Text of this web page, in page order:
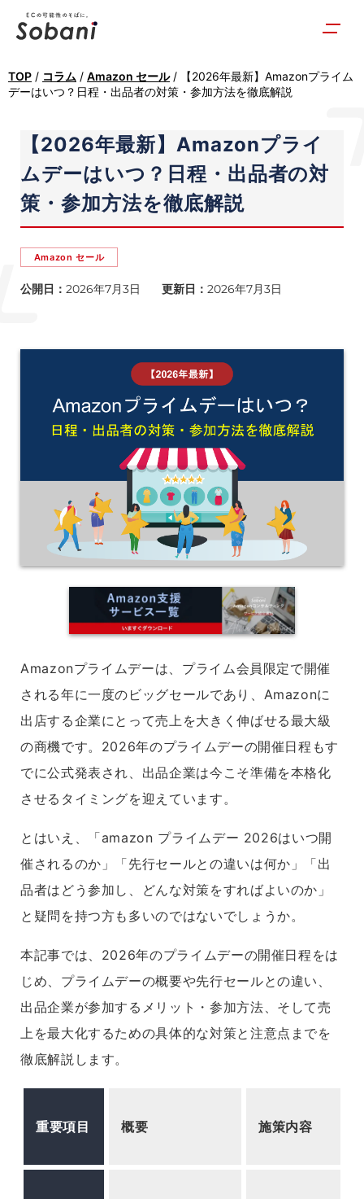
TOP / コラム / Amazon セール/
【2026年最新】Amazonプライム
デーはいつ？日程・出品者の対策・参加方法を徹底解説
【2026年最新】Amazonプライ
ムデーはいつ？日程・出品者の対
策・参加方法を徹底解説
Amazon セール
公開日： 2026年7月3日 更新日： 2026年7月3日
Amazonプライムデーは、プライム会員限定で開催
される年に一度のビッグセールであり、Amazonに
出店する企業にとって売上を大きく伸ばせる最大級
の商機です。2026年のプライムデーの開催日程もす
でに公式発表され、出品企業は今こそ準備を本格化
させるタイミングを迎えています。
とはいえ、「amazon プライムデー 2026はいつ開
催されるのか」「先行セールとの違いは何か」「出
品者はどう参加し、どんな対策をすればよいのか」
と疑問を持つ方も多いのではないでしょうか。
本記事では、2026年のプライムデーの開催日程をは
じめ、プライムデーの概要や先行セールとの違い、
出品企業が参加するメリット・参加方法、そして売
上を最大化するための具体的な対策と注意点までを
徹底解説します。
重要項目 概要 施策内容